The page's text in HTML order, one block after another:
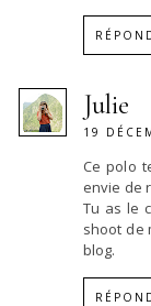
Julie
19
Ce polo
envie de
Tu as le
shoot de
blog.